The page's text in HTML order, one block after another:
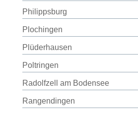
Philippsburg
Plochingen
Plüderhausen
Poltringen
Radolfzell am Bodensee
Rangendingen